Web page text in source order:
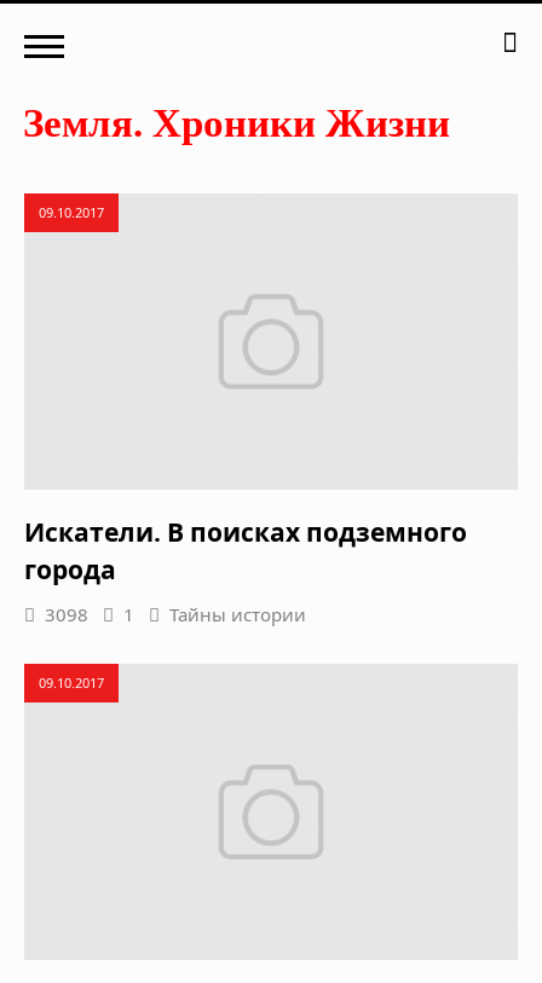
09.10.2017
Искатели. В поисках подземного
города
3098 1 Тайны истории
09.10.2017